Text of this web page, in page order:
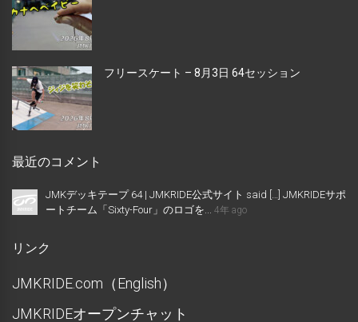
フリースケート – 8月3日 64セッション
最近のコメント
JMKデッキテープ 64 | JMKRIDE公式サイト said […] JMKRIDEサポ
ートチーム「Sixty-Four」のロゴを...
4年 ago
リンク
JMKRIDE.com（English）
JMKRIDEオープンチャット